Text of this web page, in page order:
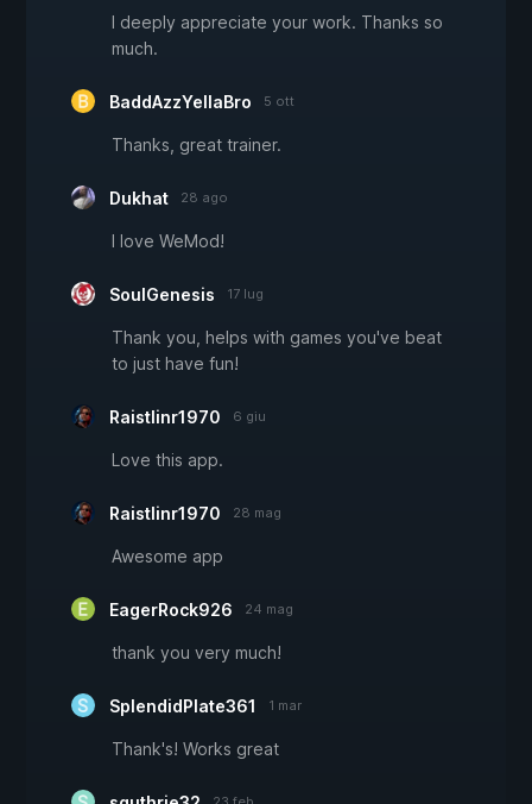
I deeply appreciate your work. Thanks so
much.
BaddAzzYellaBro 5 ott
Thanks, great trainer.
Dukhat 28 ago
I love WeMod!
SoulGenesis 17 lug
Thank you, helps with games you've beat
to just have fun!
Raistlinr1970 6 giu
Love this app.
Raistlinr1970 28 mag
Awesome app
EagerRock926 24 mag
thank you very much!
SplendidPlate361 1 mar
Thank's! Works great